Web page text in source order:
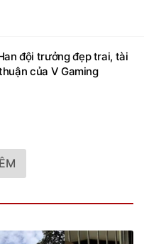
đội trưởng đẹp trai, tài
của V Gaming